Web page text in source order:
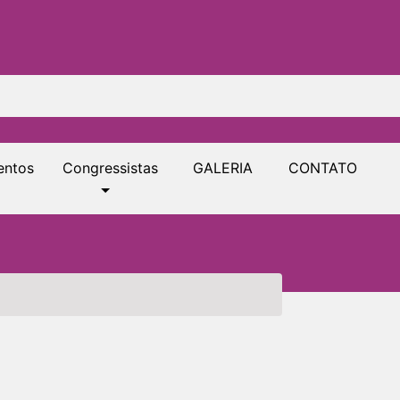
Congressistas GALERIA CONTATO